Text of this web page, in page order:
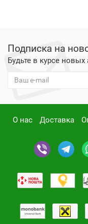
Подписка на
Будьте в курсе
О нас Доставка